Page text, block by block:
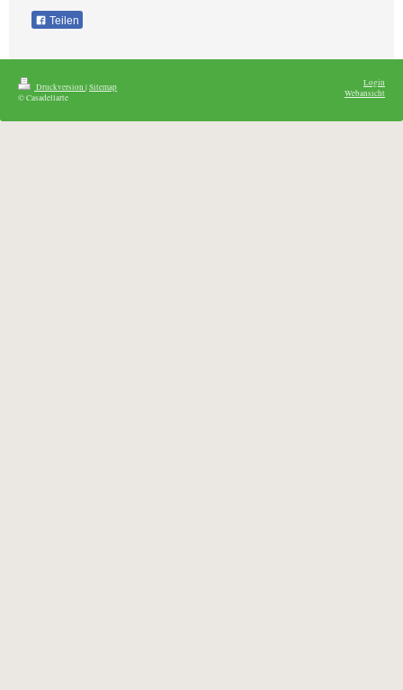
Teilen
Druckversion |Sitemap
© Casadellarte
Login
Webansicht